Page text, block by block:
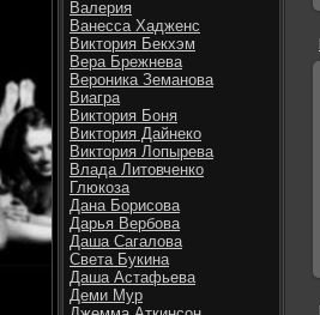
Валерия
Ванесса Хадженс
Виктория Бекхэм
Вера Брежнева
Вероника Земанова
Виагра
Виктория Боня
Виктория Дайнеко
Виктория Лопырева
Влада Литовченко
Глюкоза
Дана Борисова
Дарья Вербова
Даша Сагалова
Света Букина
Даша Астафьева
Деми Мур